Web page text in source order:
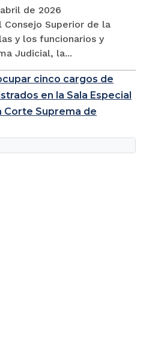
de 2026
Consejo Superior de la
y los funcionarios y
Judicial, la...
cinco cargos de
en la Sala Especial
Corte Suprema de